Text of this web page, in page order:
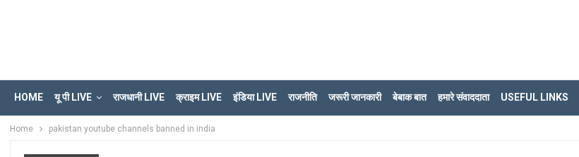
HOME यू पी LIVE राजधानी LIVE क्राइम LIVE इंडिया LIVE राजनीति जरूरी जानकारी बेबाक बात हमारे संवाददाता USEFUL LINKS
Home pakistan youtube channels banned in india